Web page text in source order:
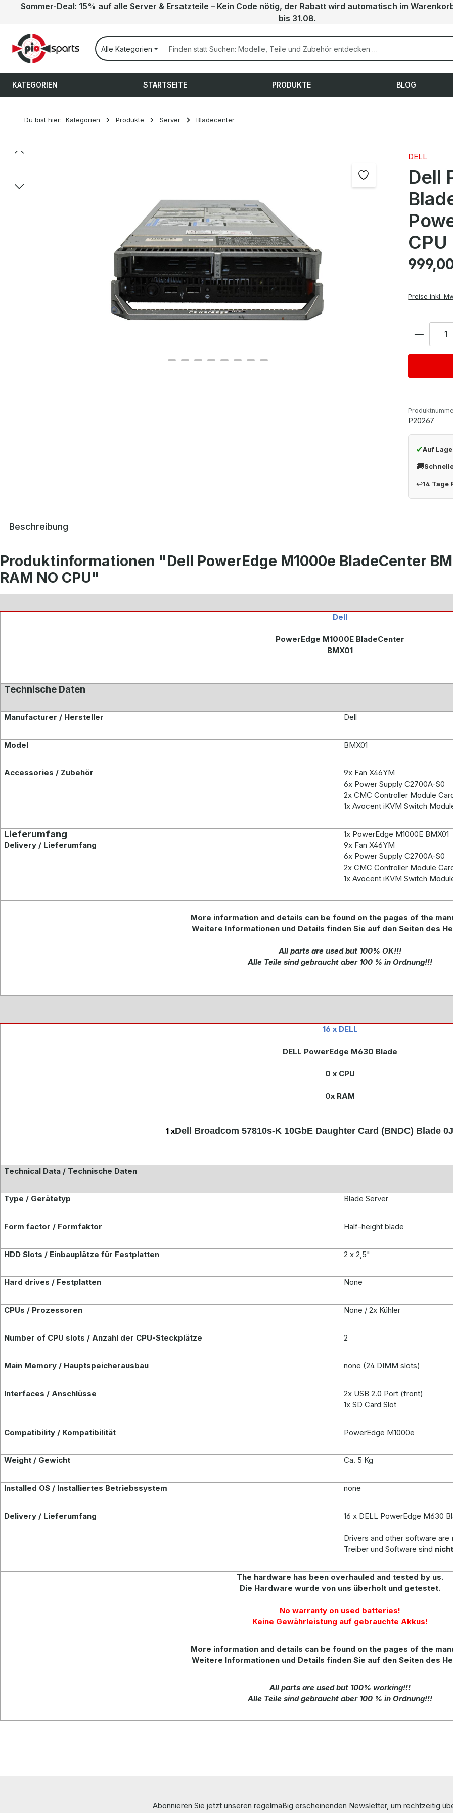
Hauptinhalt springen
Zur Suche springen
Zur Hauptnavigation springen
Sommer-Deal: 15% auf alle Server & Ersatzteile – Kein Code nötig, der Rabatt wird automatisch im
bis 31.08.
Alle Kategorien
KATEGORIEN STARTSEITE PRODUKTE BLOG
Du bist hier: Kategorien Produkte Server Bladecenter
Bildergalerie überspringen DELL
Dell
CPU
Regulärer
Preise inkl.
Anzahl
P20267
✔Auf
🚚
↩14 Tage
Beschreibung
Produktinformationen "Dell PowerEdge M1000e BladeCenter
RAM NO CPU"
Dell
PowerEdge M1000E BladeCenter
BMX01
Technische Daten
Manufacturer / Hersteller Dell
Model BMX01
Accessories / Zubehör
9x Fan X46YM
6x Power Supply C2700A-S0
2x CMC Controller Module
1x Avocent iKVM Switch
Lieferumfang
Delivery / Lieferumfang
1x PowerEdge M1000E BMX01
9x Fan X46YM
6x Power Supply C2700A-S0
2x CMC Controller Module
1x Avocent iKVM Switch
More information and details can be found on the pages of the
Weitere Informationen und Details finden Sie auf den Seiten des
All parts are used but 100% OK!!!
Alle Teile sind gebraucht aber 100 % in Ordnung!!!
16 x DELL
DELL PowerEdge M630 Blade
0 x CPU
0x RAM
1 xDell Broadcom 57810s-K 10GbE Daughter Card (BNDC) Blade
Technical Data / Technische Daten
Type / Gerätetyp Blade Server
Form factor / Formfaktor Half-height blade
HDD Slots / Einbauplätze für Festplatten 2 x 2,5"
Hard drives / Festplatten None
CPUs / Prozessoren None / 2x Kühler
Number of CPU slots / Anzahl der CPU-Steckplätze 2
Main Memory / Hauptspeicherausbau none (24 DIMM slots)
Interfaces / Anschlüsse
2x USB 2.0 Port (front)
1x SD Card Slot
Compatibility / Kompatibilität PowerEdge M1000e
Weight / Gewicht Ca. 5 Kg
Installed OS / Installiertes Betriebssystem none
Delivery / Lieferumfang 16 x DELL PowerEdge M630
Drivers and other software are
Treiber und Software sind nicht
The hardware has been overhauled and tested by us.
Die Hardware wurde von uns überholt und getestet.
No warranty on used batteries!
Keine Gewährleistung auf gebrauchte Akkus!
More information and details can be found on the pages of the
Weitere Informationen und Details finden Sie auf den Seiten des
All parts are used but 100% working!!!
Alle Teile sind gebraucht aber 100 % in Ordnung!!!
Abonnieren Sie jetzt unseren regelmäßig erscheinenden Newsletter, um rechtzeitig